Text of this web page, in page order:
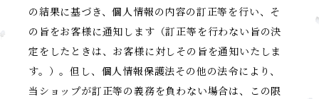
の結果に基づき、個人情報の内容の訂正等を行い、そ
の旨をお客様に通知します（訂正等を行わない旨の決
定をしたときは、お客様に対しその旨を通知いたしま
す。）。但し、個人情報保護法その他の法令により、
当ショップが訂正等の義務を負わない場合は、この限